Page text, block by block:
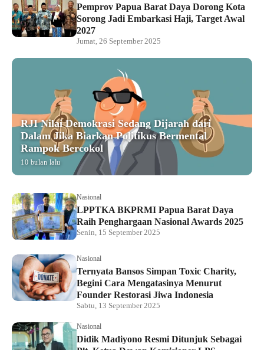
Pemprov Papua Barat Daya Dorong Kota
Sorong Jadi Embarkasi Haji, Target Awal
2027
Jumat, 26 September 2025
RJI Nilai Demokrasi Sedang Dijarah dari
Dalam Jika Biarkan Politikus Bermental
Rampok Bercokol
10 bulan lalu
Nasional
LPPTKA BKPRMI Papua Barat Daya
Raih Penghargaan Nasional Awards 2025
Senin, 15 September 2025
Nasional
Ternyata Bansos Simpan Toxic Charity,
Begini Cara Mengatasinya Menurut
Founder Restorasi Jiwa Indonesia
Sabtu, 13 September 2025
Nasional
Didik Madiyono Resmi Ditunjuk Sebagai